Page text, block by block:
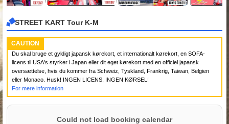
STREET KART Tour K-M
CAUTION
Du skal bruge et gyldigt japansk kørekort, et internationalt kørekort, en SOFA-
licens til USA's styrker i Japan eller dit eget kørekort med en officiel japansk
oversættelse, hvis du kommer fra Schweiz, Tyskland, Frankrig, Taiwan, Belgien
eller Monaco. Husk! INGEN LICENS, INGEN KØRSEL!
For mere information
Could not load booking calendar